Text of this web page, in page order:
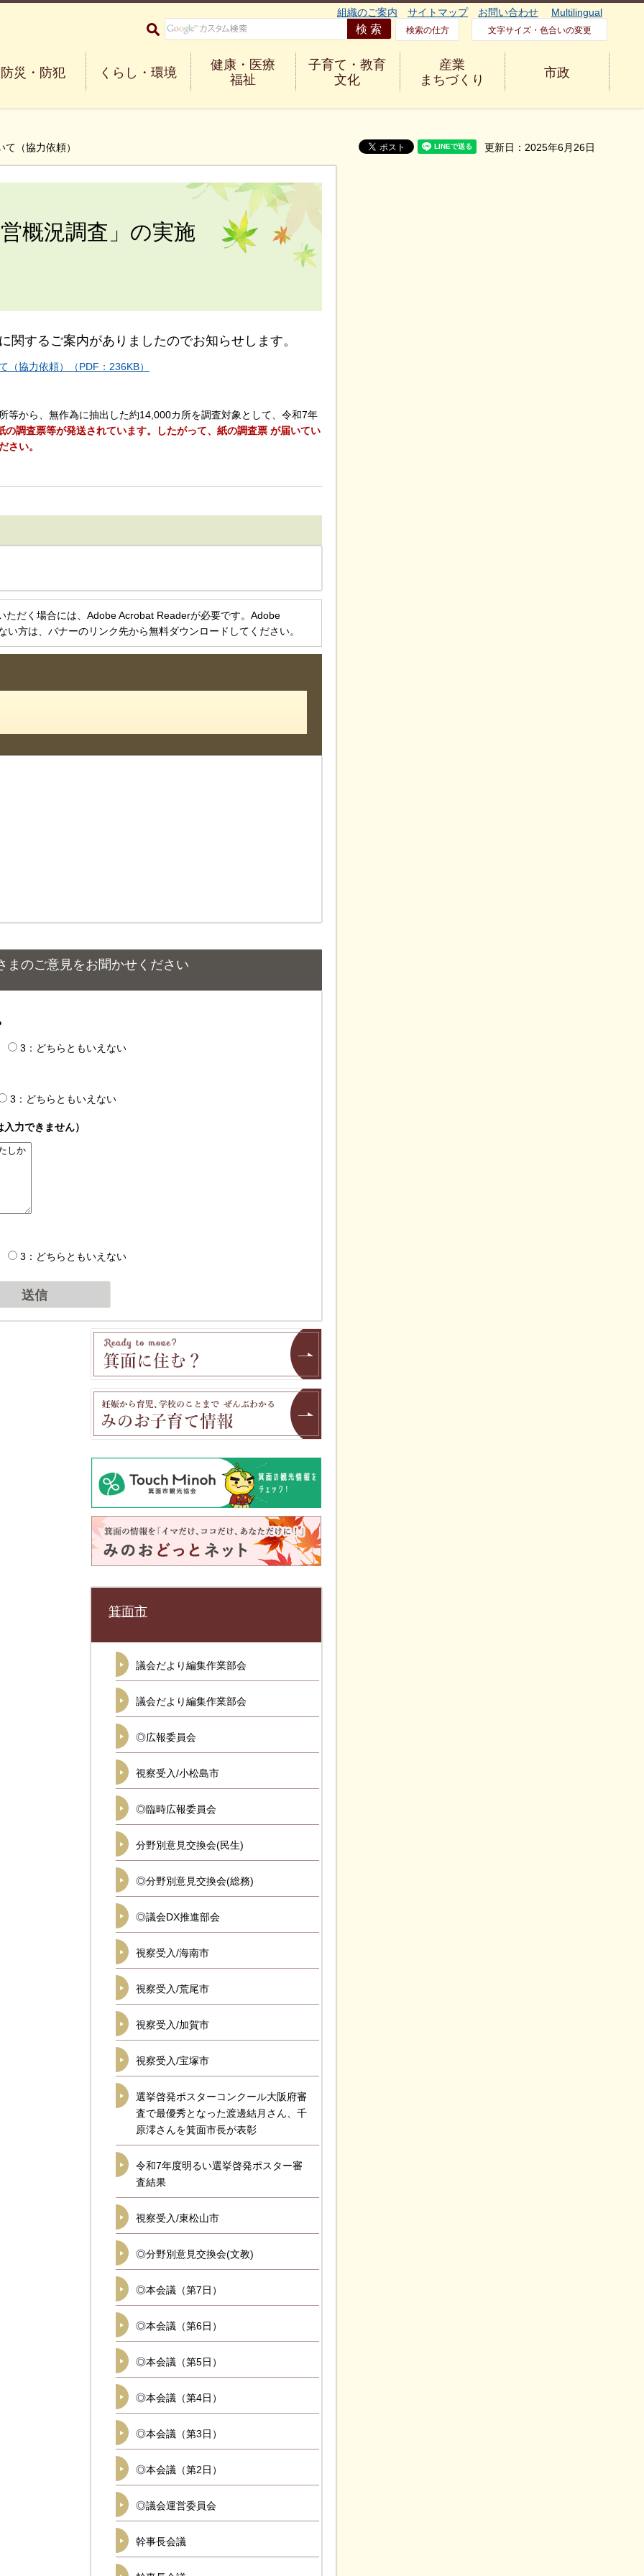
大阪府箕面市 Minoh City
組織のご案内 サイトマップ お問い合わせ Multilingual
検索の仕方 文字サイズ・色合いの変更
防災・防犯 くらし・環境
健康・医療
福祉
子育て・教育
文化
産業
まちづくり
市政
（協力依頼） 更新日：2025年6月26日
概況調査」の実施
関するご案内がありましたのでお知らせします。
（協力依頼）（PDF：236KB）
から、無作為に抽出した約14,000カ所を調査対象として、令和7年
の調査票等が発送されています。したがって、紙の調査票 が届いてい
さい。
ただく場合には、Adobe Acrobat Readerが必要です。Adobe
い方は、バナーのリンク先から無料ダウンロードしてください。
まのご意見をお聞かせください
3：どちらともいえない
3：どちらともいえない
力できません）
3：どちらともいえない
箕面市
議会だより編集作業部会
議会だより編集作業部会
◎広報委員会
視察受入/小松島市
◎臨時広報委員会
分野別意見交換会(民生)
◎分野別意見交換会(総務)
◎議会DX推進部会
視察受入/海南市
視察受入/荒尾市
視察受入/加賀市
視察受入/宝塚市
選挙啓発ポスターコンクール大阪府審
査で最優秀となった渡邊結月さん、千
原澪さんを箕面市長が表彰
令和7年度明るい選挙啓発ポスター審
査結果
視察受入/東松山市
◎分野別意見交換会(文教)
◎本会議（第7日）
◎本会議（第6日）
◎本会議（第5日）
◎本会議（第4日）
◎本会議（第3日）
◎本会議（第2日）
◎議会運営委員会
幹事長会議